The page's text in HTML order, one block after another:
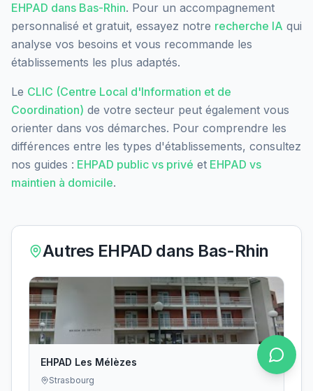
EHPAD dans Bas-Rhin. Pour un accompagnement
personnalisé et gratuit, essayez notre recherche IA qui
analyse vos besoins et vous recommande les
établissements les plus adaptés.
Le CLIC (Centre Local d'Information et de
Coordination) de votre secteur peut également vous
orienter dans vos démarches. Pour comprendre les
différences entre les types d'établissements, consultez
nos guides : EHPAD public vs privé et EHPAD vs
maintien à domicile.
Autres EHPAD dans Bas-Rhin
EHPAD Les Mélèzes
Strasbourg